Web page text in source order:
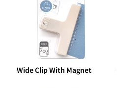
Wide Clip With Magnet